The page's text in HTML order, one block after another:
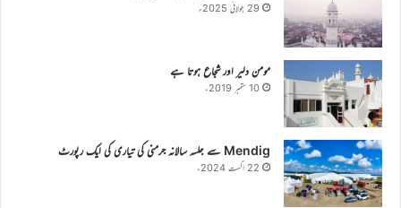
29 جولائی 2025ء
مومن دلیر اور شجاع ہوتا ہے
10 ستمبر 2019ء
Mendig سے جلسہ سالانہ جرمنی کی تیاری کی ایک رپورٹ
22 اگست 2024ء